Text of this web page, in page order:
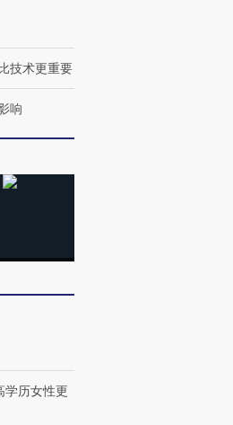
的印
视线｜“入侵”还是“人道危
技术更重要
响
学历女性更